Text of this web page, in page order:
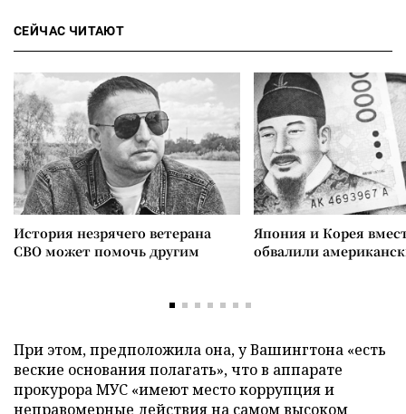
СЕЙЧАС ЧИТАЮТ
История незрячего ветерана
СВО может помочь другим
Япония и Корея
обвалили
При этом, предположила она, у Вашингтона «есть
веские основания полагать», что в аппарате
прокурора МУС «имеют место коррупция и
неправомерные действия на самом высоком